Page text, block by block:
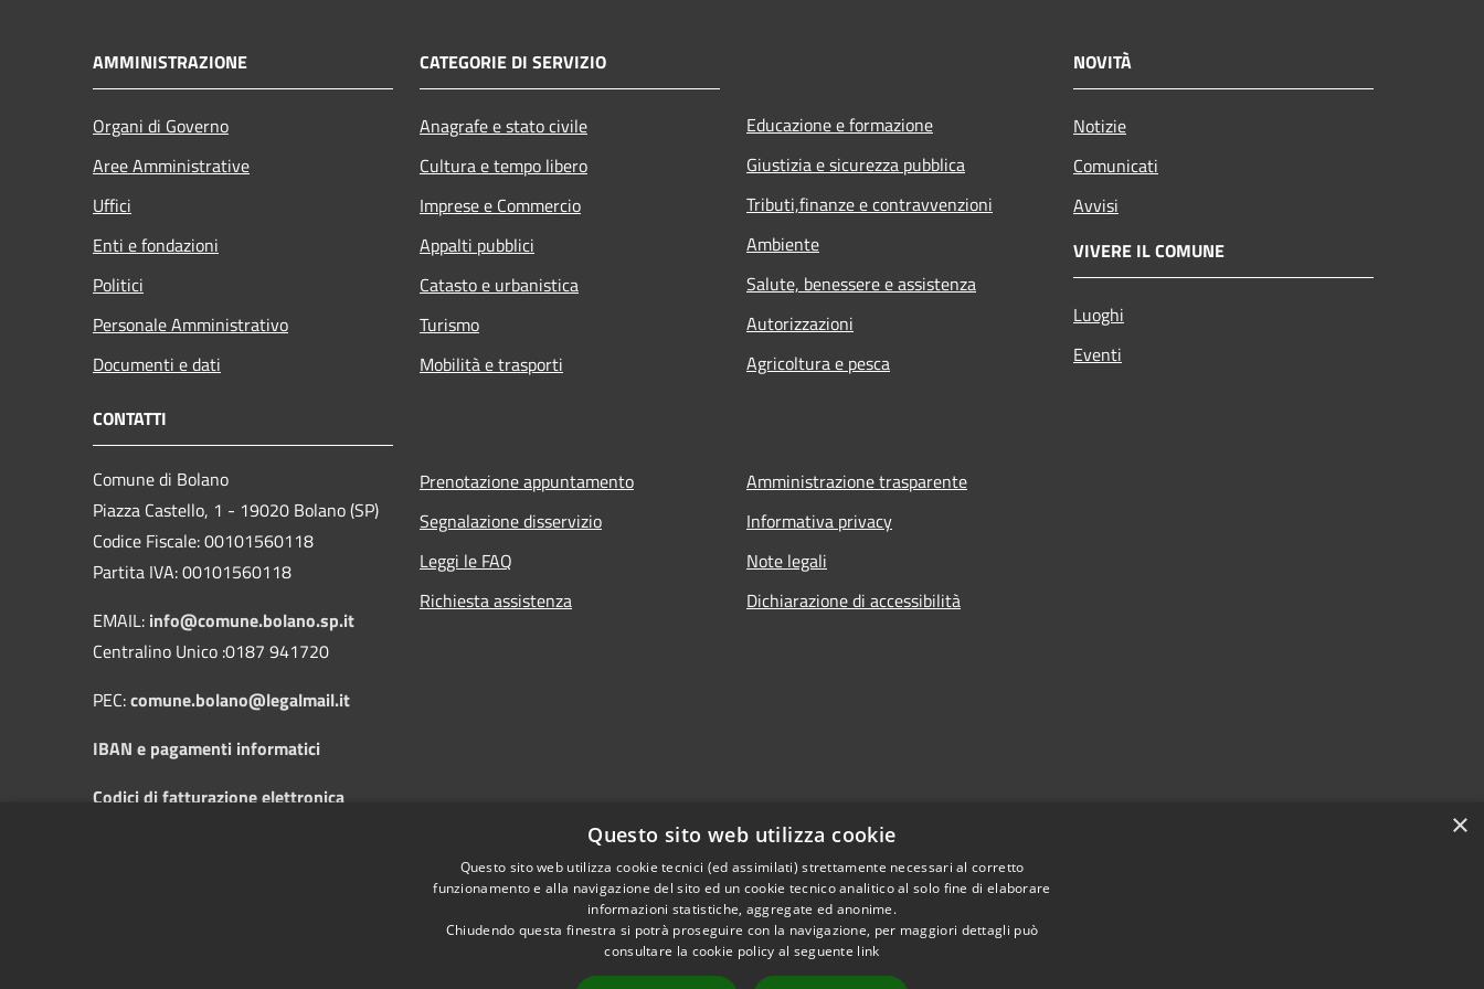
AMMINISTRAZIONE
Organi di Governo
Aree Amministrative
Uffici
Enti e fondazioni
Politici
Personale Amministrativo
Documenti e dati
CATEGORIE DI SERVIZIO
Anagrafe e stato civile
Cultura e tempo libero
Imprese e Commercio
Appalti pubblici
Catasto e urbanistica
Turismo
Mobilità e trasporti
Educazione e formazione
Giustizia e sicurezza pubblica
Tributi,finanze e contravvenzioni
Ambiente
Salute, benessere e assistenza
Autorizzazioni
Agricoltura e pesca
NOVITÀ
Notizie
Comunicati
Avvisi
VIVERE IL COMUNE
Luoghi
Eventi
CONTATTI
Comune di Bolano
Piazza Castello, 1 - 19020 Bolano (SP)
Codice Fiscale: 00101560118
Partita IVA: 00101560118
EMAIL: info@comune.bolano.sp.it
Centralino Unico :0187 941720
PEC:comune.bolano@legalmail.it
IBAN e pagamenti informatici
Codici di fatturazione elettronica
Prenotazione appuntamento
Segnalazione disservizio
Leggi le FAQ
Richiesta assistenza
Amministrazione trasparente
Informativa privacy
Note legali
Dichiarazione di accessibilità
×
Questo sito web utilizza cookie
Questo sito web utilizza cookie tecnici (ed assimilati) strettamente necessari al corretto
funzionamento e alla navigazione del sito ed un cookie tecnico analitico al solo fine di elaborare
informazioni statistiche, aggregate ed anonime.
Chiudendo questa finestra si potrà proseguire con la navigazione, per maggiori dettagli può
consultare la cookie policy al seguente link